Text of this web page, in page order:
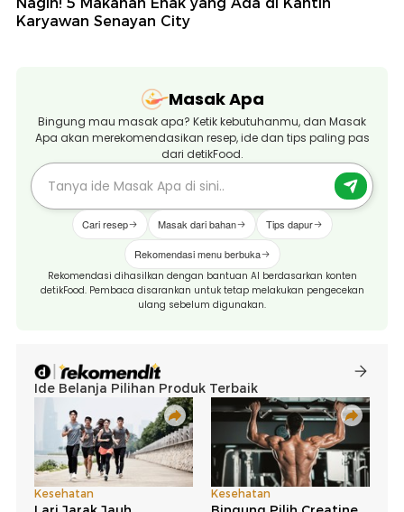
Karyawan Senayan City
Masak Apa
Bingung mau masak apa? Ketik kebutuhanmu, dan Masak
Apa akan merekomendasikan resep, ide dan tips paling pas
dari detikFood.
Cari resep Masak dari bahan Tips dapur
Rekomendasi menu berbuka
Rekomendasi dihasilkan dengan bantuan AI berdasarkan konten
detikFood. Pembaca disarankan untuk tetap melakukan pengecekan
ulang sebelum digunakan.